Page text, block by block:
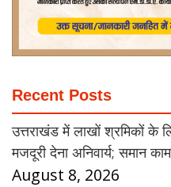
Recent Posts
उत्तराखंड में लाखों श्रमिकों के
मजदूरी देना अनिवार्य; समान
August 8, 2026